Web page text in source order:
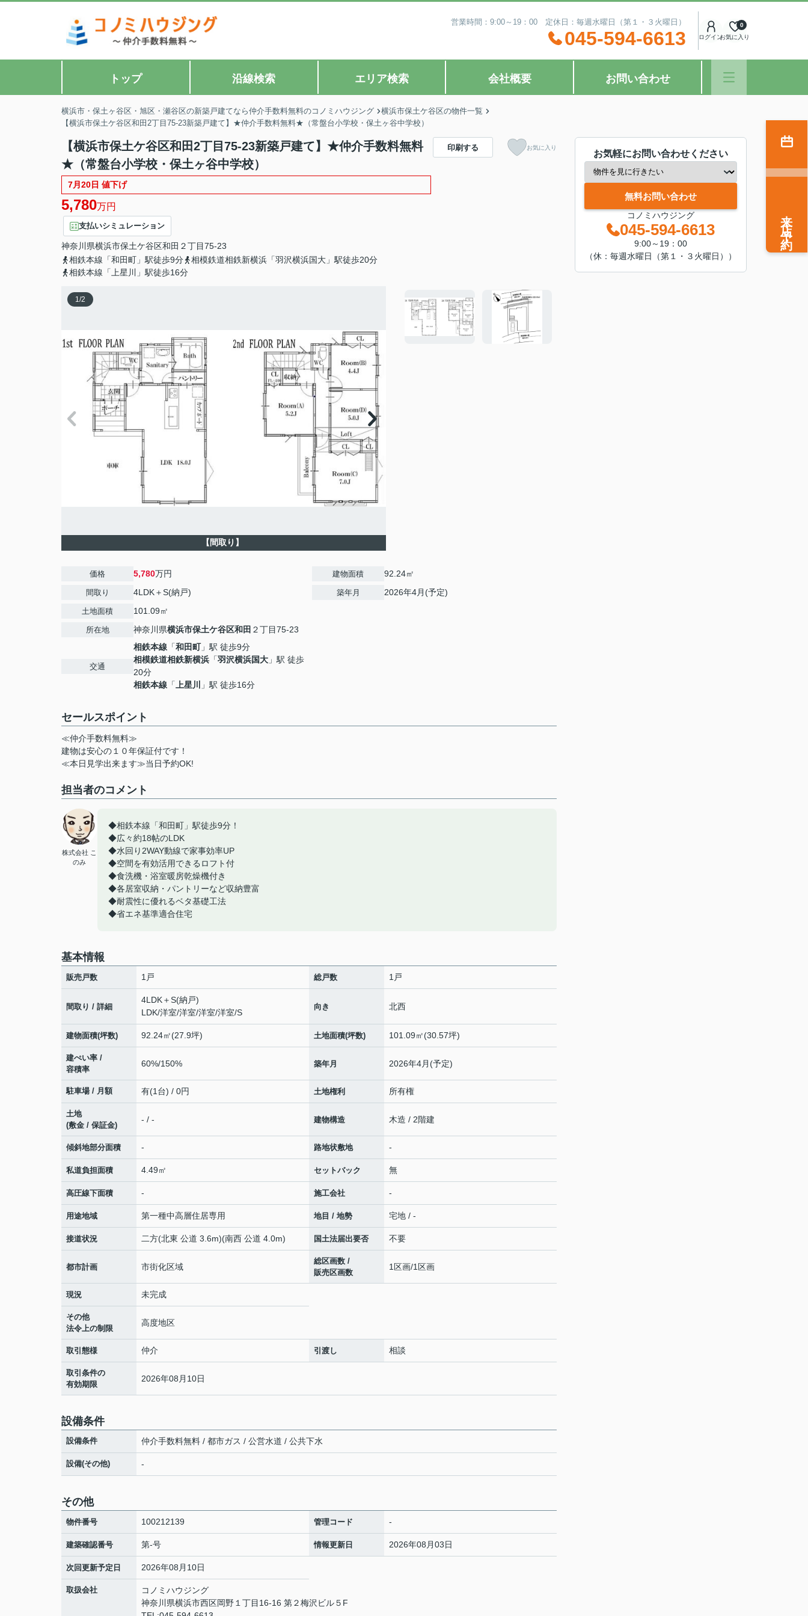
営業時間：9:00～19：00 定休日：毎週水曜日（第１・３火曜日）
045-594-6613 ログインお気に入り
0
トップ 沿線検索 エリア検索 会社概要 お問い合わせ
横浜市・保土ヶ谷区・旭区・瀬谷区の新築戸建てなら仲介手数料無料のコノミハウジング
横浜市保土ケ谷区の物件一覧
【横浜市保土ケ谷区和田2丁目75-23新築戸建て】★仲介手数料無料★（常盤台小学校・保土ヶ谷中学校）
【横浜市保土ケ谷区和田2丁目75-23新築戸建て】★仲介手数料無料
★（常盤台小学校・保土ヶ谷中学校）
7月20日 値下げ
5,780万円
支払いシミュレーション
神奈川県横浜市保土ケ谷区和田 ２丁目75-23
相鉄本線「和田町」駅徒歩9分
相模鉄道相鉄新横浜「羽沢横浜国大」駅徒歩20分
相鉄本線「上星川」駅徒歩16分
印刷する お気に入り
1/2
【間取り】
価格 5,780万円
間取り 4LDK＋S(納戸)
土地面積 101.09㎡
所在地 神奈川県横浜市保土ケ谷区和田 ２丁目75-23
交通
相鉄本線 「和田町」駅 徒歩9分
相模鉄道相鉄新横浜 「羽沢横浜国大 」駅 徒歩
20分
相鉄本線 「 上星川 」駅 徒歩16分
建物面積 92.24㎡
築年月 2026年4月(予定)
セールスポイント
≪仲介手数料無料≫
建物は安心の１０年保証付です！
≪本日見学出来ます≫当日予約OK!
担当者のコメント
株式会社 こ
のみ
◆相鉄本線「和田町」駅徒歩9分！
◆広々約18帖のLDK
◆水回り2WAY動線で家事効率UP
◆空間を有効活用できるロフト付
◆食洗機・浴室暖房乾燥機付き
◆各居室収納・パントリーなど収納豊富
◆耐震性に優れるベタ基礎工法
◆省エネ基準適合住宅
基本情報
販売戸数 1戸 総戸数 1戸
間取り / 詳細
4LDK＋S(納戸)
LDK/洋室/洋室/洋室/洋室/S
向き 北西
建物面積(坪数) 92.24㎡(27.9坪) 土地面積(坪数) 101.09㎡(30.57坪)
建ぺい率 /
容積率
60%/150% 築年月 2026年4月(予定)
駐車場 / 月額 有(1台) / 0円 土地権利 所有権
土地
(敷金 / 保証金)
- / - 建物構造 木造 / 2階建
傾斜地部分面積 - 路地状敷地 -
私道負担面積 4.49㎡ セットバック 無
高圧線下面積 - 施工会社 -
用途地域 第一種中高層住居専用 地目 / 地勢 宅地 / -
接道状況 二方(北東 公道 3.6m)(南西 公道 4.0m) 国土法届出要否 不要
都市計画 市街化区域
総区画数 /
販売区画数
1区画/1区画
現況 未完成
その他
法令上の制限
高度地区
取引態様 仲介 引渡し 相談
取引条件の
有効期限
2026年08月10日
設備条件
設備条件 仲介手数料無料 / 都市ガス / 公営水道 / 公共下水
設備(その他) -
その他
物件番号 100212139 管理コード -
建築確認番号 第-号 情報更新日 2026年08月03日
次回更新予定日 2026年08月10日
取扱会社
コノミハウジング
神奈川県横浜市西区岡野１丁目16-16 第２梅沢ビル５F
お気軽にお問い合わせください
無料お問い合わせ
コノミハウジング
045-594-6613
9:00～19：00
（休：毎週水曜日（第１・３火曜日））
来店予約